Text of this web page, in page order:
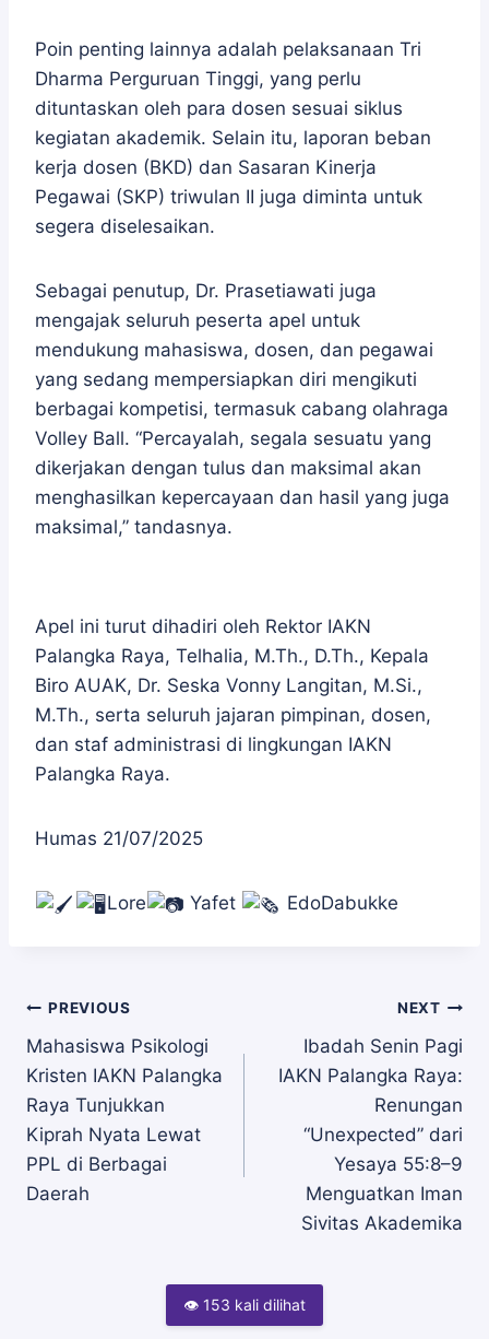
Poin penting lainnya adalah pelaksanaan Tri
Dharma Perguruan Tinggi, yang perlu
dituntaskan oleh para dosen sesuai siklus
kegiatan akademik. Selain itu, laporan beban
kerja dosen (BKD) dan Sasaran Kinerja
Pegawai (SKP) triwulan II juga diminta untuk
segera diselesaikan.
Sebagai penutup, Dr. Prasetiawati juga
mengajak seluruh peserta apel untuk
mendukung mahasiswa, dosen, dan pegawai
yang sedang mempersiapkan diri mengikuti
berbagai kompetisi, termasuk cabang olahraga
Volley Ball. “Percayalah, segala sesuatu yang
dikerjakan dengan tulus dan maksimal akan
menghasilkan kepercayaan dan hasil yang juga
maksimal,” tandasnya.
Apel ini turut dihadiri oleh Rektor IAKN
Palangka Raya, Telhalia, M.Th., D.Th., Kepala
Biro AUAK, Dr. Seska Vonny Langitan, M.Si.,
M.Th., serta seluruh jajaran pimpinan, dosen,
dan staf administrasi di lingkungan IAKN
Palangka Raya.
Humas 21/07/2025
Lore Yafet EdoDabukke
Navigasi
pos
PREVIOUS
Mahasiswa Psikologi
Kristen IAKN Palangka
Raya Tunjukkan
Kiprah Nyata Lewat
PPL di Berbagai
Daerah
NEXT
Ibadah Senin Pagi
IAKN Palangka Raya:
Renungan
“Unexpected” dari
Yesaya 55:8–9
Menguatkan Iman
Sivitas Akademika
👁 153 kali dilihat